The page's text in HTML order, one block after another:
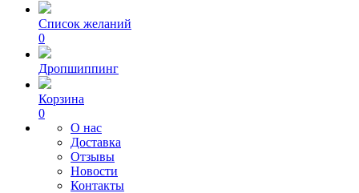
Список желаний
0
Дропшиппинг
Корзина
0
О нас
Доставка
Отзывы
Новости
Контакты